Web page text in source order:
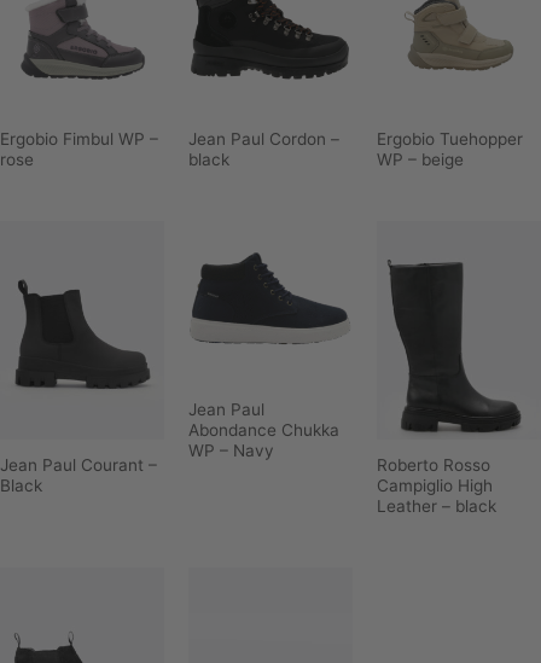
Ergobio Fimbul WP –
rose
Jean Paul Cordon –
black
Ergobio Tuehopper
WP – beige
Jean Paul Courant –
Black
Jean Paul
Abondance Chukka
WP – Navy
Roberto Rosso
Campiglio High
Leather – black